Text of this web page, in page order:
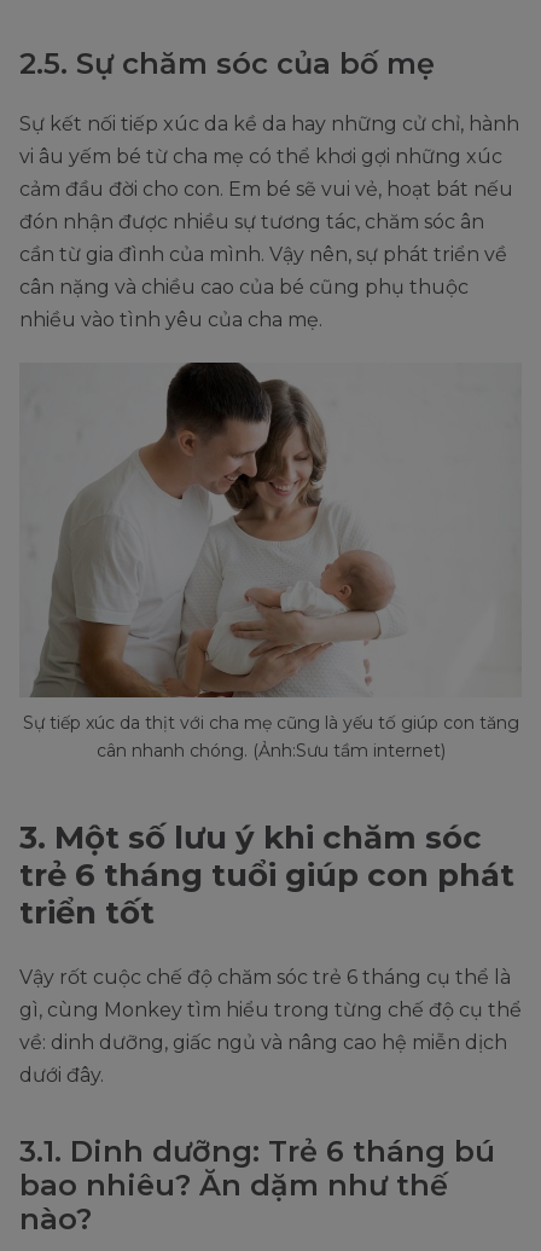
2.5. Sự chăm sóc của bố mẹ
Sự kết nối tiếp xúc da kề da hay những cử chỉ, hành
vi âu yếm bé từ cha mẹ có thể khơi gợi những xúc
cảm đầu đời cho con. Em bé sẽ vui vẻ, hoạt bát nếu
đón nhận được nhiều sự tương tác, chăm sóc ân
cần từ gia đình của mình. Vậy nên, sự phát triển về
cân nặng và chiều cao của bé cũng phụ thuộc
nhiều vào tình yêu của cha mẹ.
Sự tiếp xúc da thịt với cha mẹ cũng là yếu tố giúp con tăng
cân nhanh chóng. (Ảnh:Sưu tầm internet)
3. Một số lưu ý khi chăm sóc
trẻ 6 tháng tuổi giúp con phát
triển tốt
Vậy rốt cuộc chế độ chăm sóc trẻ 6 tháng cụ thể là
gì, cùng Monkey tìm hiểu trong từng chế độ cụ thể
về: dinh dưỡng, giấc ngủ và nâng cao hệ miễn dịch
dưới đây.
3.1. Dinh dưỡng: Trẻ 6 tháng bú
bao nhiêu? Ăn dặm như thế
nào?